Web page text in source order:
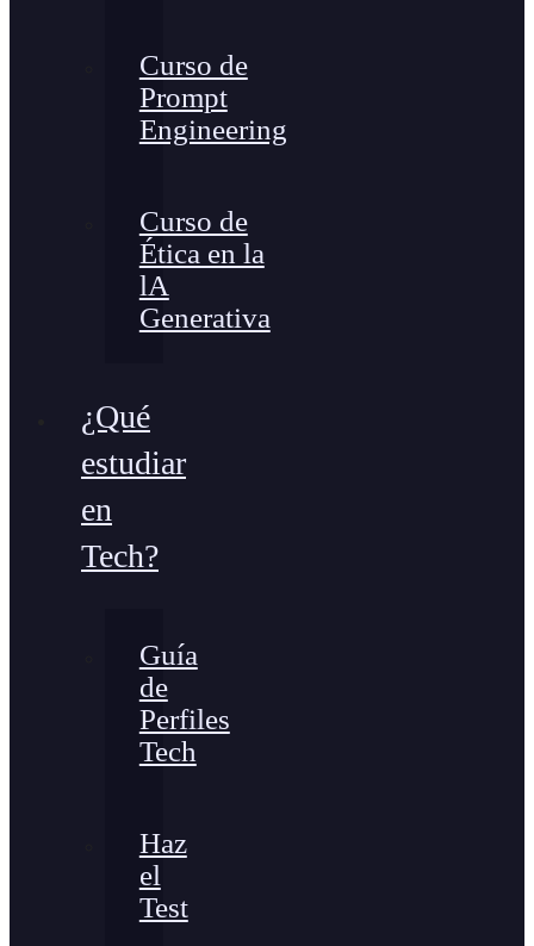
Curso de
Prompt
Engineering
Curso de
Ética en la
lA
Generativa
¿Qué
estudiar
en
Tech?
Guía
de
Perfiles
Tech
Haz
el
Test